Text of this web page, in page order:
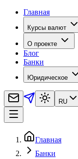
Главная
Курсы валют
О проекте
Блог
Банки
Юридическое
RU
Главная
Банки